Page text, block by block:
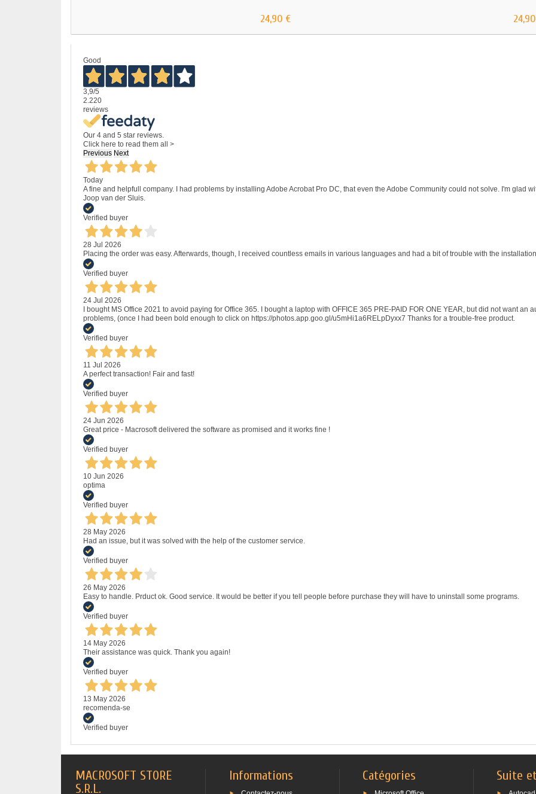
24,90 €
Good
3,9/5
2.220
reviews
Our 4 and 5 star reviews.
Click here to read them all >
Previous Next
Today
A fine and helpfull company. I had problems by installing Adobe Acrobat Pro DC, that even the Adobe Community could not solve. I'm glad
Joop van der Sluis.
Verified buyer
28 Jul 2026
Placing the order was easy. Afterwards, though, I received countless emails in various languages and had a bit of trouble with the
Verified buyer
24 Jul 2026
I bought MS Office 2021 to avoid paying for Office 365. I bought a laptop with OFFICE 365 PRE-PAID FOR ONE YEAR, but did not want an
problems, (once I had been bold enough to click on https://photos.app.goo.gl/u5mHi1a6RELpDyxx7 Thanks for a trouble-free product.
Verified buyer
11 Jul 2026
A perfect transaction! Fair and fast!
Verified buyer
24 Jun 2026
Great price - Macrosoft delivered the software as promised and it works fine !
Verified buyer
10 Jun 2026
optima
Verified buyer
28 May 2026
Had an issue, but it was solved with the help of the customer service.
Verified buyer
26 May 2026
Easy to handle. Prduct ok. Good service. It would be better if you tell people before purchase they will have to uninstall some programs.
Verified buyer
14 May 2026
Their assistance was quick. Thank you again!
Verified buyer
13 May 2026
recomenda-se
Verified buyer
MACROSOFT STORE
S.R.L.
Informations Catégories Suite